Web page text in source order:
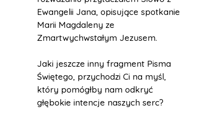
Ewangelii Jana, opisujące spotkanie
Marii Magdaleny ze
Zmartwychwstałym Jezusem.
Jaki jeszcze inny fragment Pisma
Świętego, przychodzi Ci na myśl,
który pomógłby nam odkryć
głębokie intencje naszych serc?